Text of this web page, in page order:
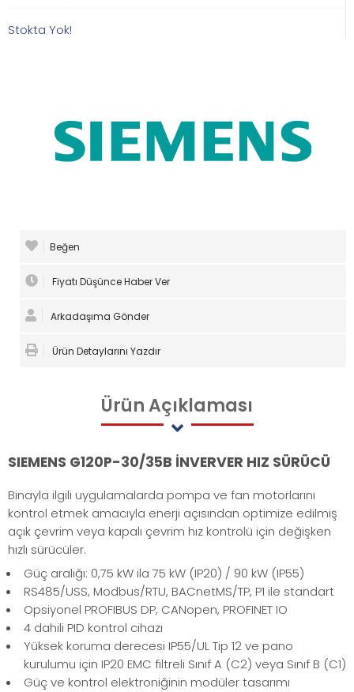
Stokta Yok!
Beğen
Fiyatı Düşünce Haber Ver
Arkadaşıma Gönder
Ürün Detaylarını Yazdır
ÜrünAçıklaması
SIEMENS G120P-30/35B İNVERVER HIZ SÜRÜCÜ
Binayla ilgili uygulamalarda pompa ve fan motorlarını
kontrol etmek amacıyla enerji açısından optimize edilmiş
açık çevrim veya kapalı çevrim hız kontrolü için değişken
hızlı sürücüler.
Güç aralığı: 0,75 kW ila 75 kW (IP20) / 90 kW (IP55)
RS485/USS, Modbus/RTU, BACnetMS/TP, P1 ile standart
Opsiyonel PROFIBUS DP, CANopen, PROFINET IO
4 dahili PID kontrol cihazı
Yüksek koruma derecesi IP55/UL Tip 12 ve pano
kurulumu için IP20 EMC filtreli Sınıf A (C2) veya Sınıf B (C1)
Güç ve kontrol elektroniğinin modüler tasarımı